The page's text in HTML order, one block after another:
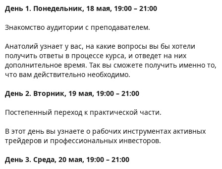
День 1. Понедельник, 18 мая, 19:00 – 21:00
Знакомство аудитории с преподавателем.
Анатолий узнает у вас, на какие вопросы вы бы хотели
получить ответы в процессе курса, и отведет на них
дополнительное время. Так вы сможете получить именно то,
что вам действительно необходимо.
День 2. Вторник, 19 мая, 19:00 – 21:00
Постепенный переход к практической части.
В этот день вы узнаете о рабочих инструментах активных
трейдеров и профессиональных инвесторов.
День 3. Среда, 20 мая, 19:00 – 21:00